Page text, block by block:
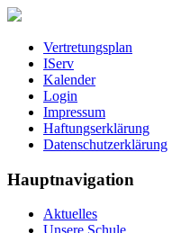
Vertretungsplan
IServ
Kalender
Login
Impressum
Haftungserklärung
Datenschutzerklärung
Hauptnavigation
Aktuelles